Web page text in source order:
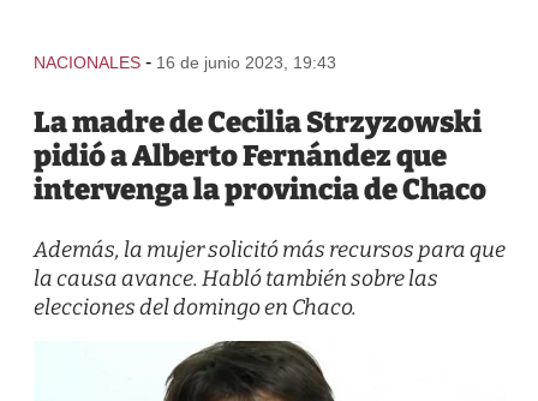
NACIONALES - 16 de junio 2023, 19:43
La madre de Cecilia Strzyzowski
pidió a Alberto Fernández que
intervenga la provincia de Chaco
Además, la mujer solicitó más recursos para que
la causa avance. Habló también sobre las
elecciones del domingo en Chaco.